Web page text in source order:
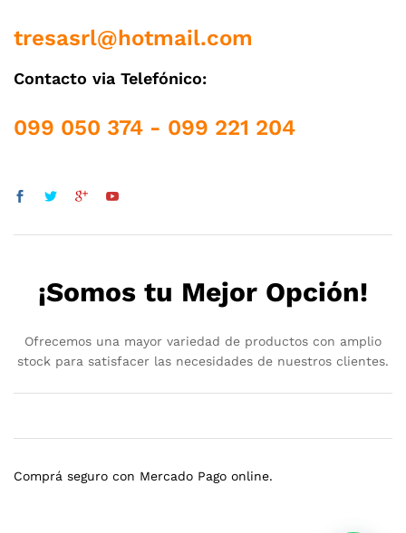
tresasrl@hotmail.com
Contacto via Telefónico:
099 050 374 - 099 221 204
¡Somos tu Mejor Opción!
Ofrecemos una mayor variedad de productos con amplio
stock para satisfacer las necesidades de nuestros clientes.
Comprá seguro con Mercado Pago online.